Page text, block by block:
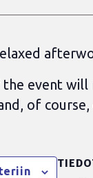
the event
of